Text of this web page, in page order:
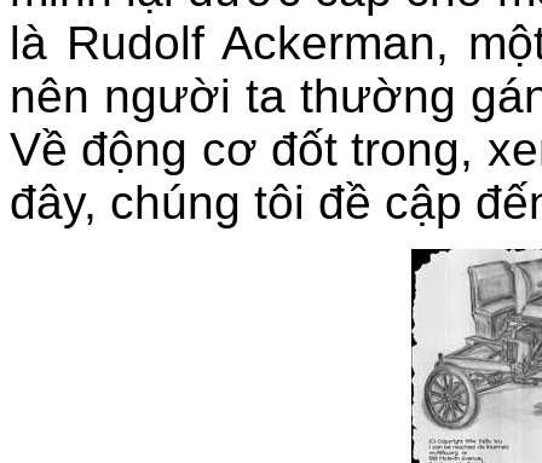
là Rudolf Ackerman,
nên người ta thường
Về động cơ đốt trong,
đây, chúng tôi đề cập